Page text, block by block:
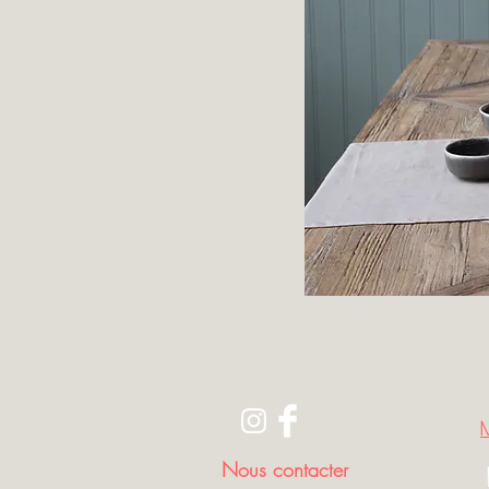
Nous contacter